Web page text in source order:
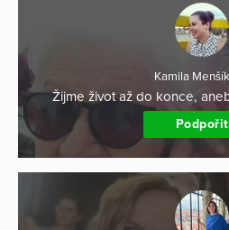
Kamila
Žijme život až do konce,
Podpořit